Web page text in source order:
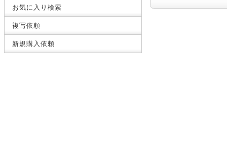
お気に入り検索
複写依頼
新規購入依頼